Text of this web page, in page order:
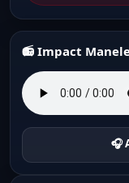
📻 Impact
🎧